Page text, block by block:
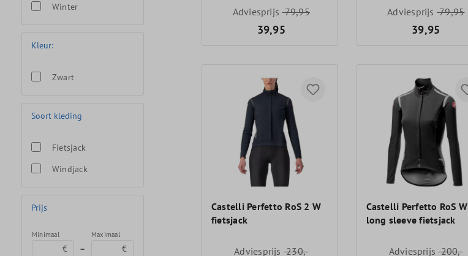
Winter
Kleur:
Zwart
Soort kleding
Fietsjack
Windjack
Prijs
Minimaal
€ –
Maximaal
€
Adviesprijs79,95
39,95
Adviesprijs 79,95
39,95
Castelli Perfetto RoS 2 W
fietsjack
Adviesprijs 230,-
Castelli Perfetto RoS W
long sleeve fietsjack
Adviesprijs200,-